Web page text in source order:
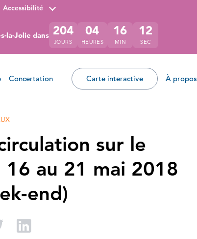
Accessibilité
la-Jolie dans 204
JOURS
04
HEURES
16
MIN
11
SEC
Concertation Carte interactive À propos
sur le
au 21 mai 2018
end)
sur Facebook
Partager sur Twitter